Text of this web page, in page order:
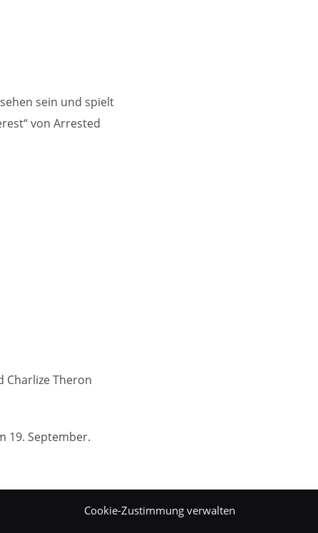
Cookie-Zustimmung verwalten
sein und spielt
von Arrested
Theron
19. September.